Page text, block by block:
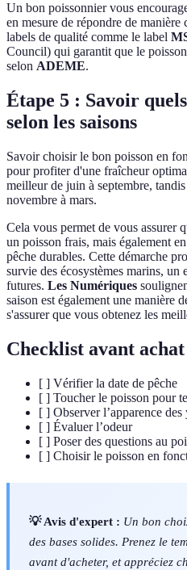
Un bon poissonnier vous
en mesure de répondre de
labels de qualité comme le label
Council) qui garantit que le
selon ADEME.
Étape 5 : Savoir
selon les saisons
Savoir choisir le bon poisson en
pour profiter d'une fraîcheur
meilleur de juin à septembre,
novembre à mars.
Cela vous permet de vous assurer
un poisson frais, mais également
pêche durables. Cette démarche
survie des écosystèmes marins,
futures. Les Numériques
saison est également une manière
s'assurer que vous obtenez les
Checklist avant achat
[ ] Vérifier la date de pêche
[ ] Toucher le poisson pour
[ ] Observer l’apparence
[ ] Évaluer l’odeur
[ ] Poser des questions au
[ ] Choisir le poisson en
💡 Avis d'expert : Un bon
des bases solides. Prenez le
avant d'acheter, et appréciez